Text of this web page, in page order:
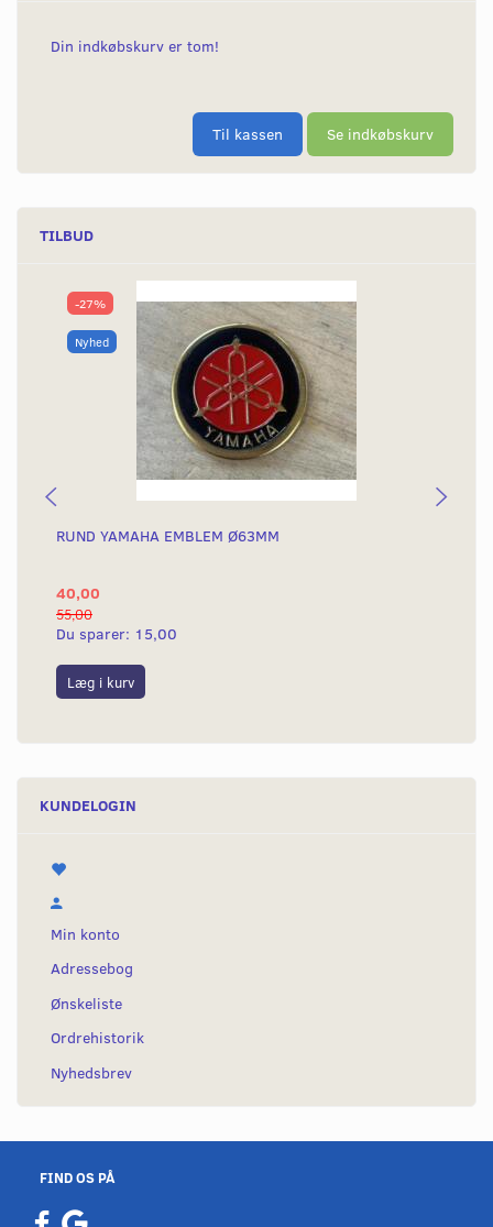
Din indkøbskurv er tom!
Til kassen Se indkøbskurv
TILBUD
-27%
Nyhed
RUND YAMAHA EMBLEM Ø63MM
40,00
55,00
Du sparer: 15,00
Læg i kurv
KUNDELOGIN
Min konto
Adressebog
Ønskeliste
Ordrehistorik
Nyhedsbrev
FIND OS PÅ